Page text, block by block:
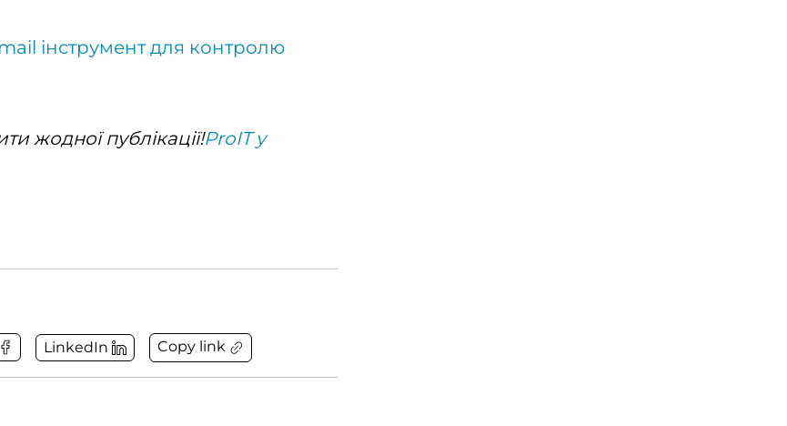
інструмент для контролю
жодної публікації!ProIT у
LinkedIn Copy link